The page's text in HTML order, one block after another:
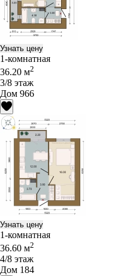
Узнать цену
1-комнатная
36.20 м2
3/8 этаж
Дом 966
Узнать цену
1-комнатная
36.60 м2
4/8 этаж
Дом 184